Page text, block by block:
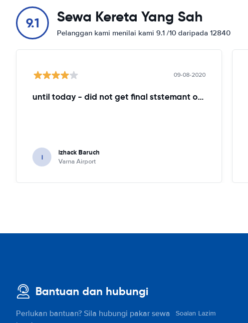
9.1 Sewa Kereta Yang Sah
Pelanggan kami menilai kami 9.1 /10 daripada 12840
09-08-2020
until today - did not get final ststemant of the rent !!
i izhack Baruch
Varna Airport
Bantuan dan hubungi
Perlukan bantuan? Sila hubungi pakar sewa
Soalan Lazim